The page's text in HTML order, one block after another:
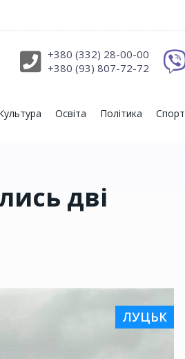
+380 (332) 28-00-00
+380 (93) 807-72-72
Освіта Політика Спорт
дві
ЛУЦЬК